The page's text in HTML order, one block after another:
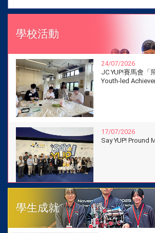
學校活動
24/07/2026
JC YUP!賽馬會「
Youth-led
17/07/2026
Say YUP! Pround
14/07/2026
中一家長迎新工作
學生成就